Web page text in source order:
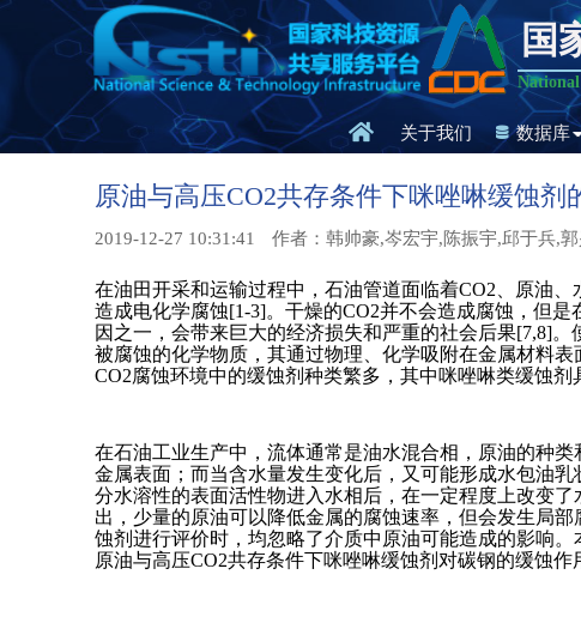
国
National
关于我们 数据库
原油与高压CO2共存条件下咪唑啉缓蚀剂
2019-12-27 10:31:41 作者：韩帅豪,岑宏宇,陈振宇,邱于兵,
在油田开采和运输过程中，石油管道面临着CO2、原油
造成电化学腐蚀[1-3]。干燥的CO2并不会造成腐蚀，但
因之一，会带来巨大的经济损失和严重的社会后果[7,8]
被腐蚀的化学物质，其通过物理、化学吸附在金属材料
CO2腐蚀环境中的缓蚀剂种类繁多，其中咪唑啉类缓蚀
在石油工业生产中，流体通常是油水混合相，原油的种
金属表面；而当含水量发生变化后，又可能形成水包油
分水溶性的表面活性物进入水相后，在一定程度上改变
出，少量的原油可以降低金属的腐蚀速率，但会发生局
蚀剂进行评价时，均忽略了介质中原油可能造成的影响
原油与高压CO2共存条件下咪唑啉缓蚀剂对碳钢的缓蚀作